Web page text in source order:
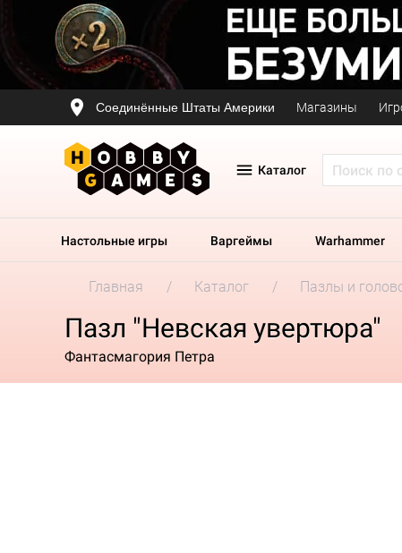
Соединённые Штаты Америки Магазины
Каталог
Настольные игры Варгеймы Warhammer
Главная Каталог Пазлы и
Пазл "Невская увертюра"
Фантасмагория Петра